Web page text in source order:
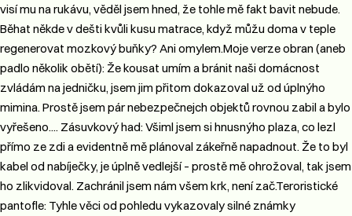
visí mu na rukávu, věděl jsem hned, že tohle mě fakt bavit nebude.
Běhat někde v dešti kvůli kusu matrace, když můžu doma v teple
regenerovat mozkový buňky? Ani omylem.​ Moje verze obran (aneb
padlo několik obětí)​: Že kousat umím a bránit naši domácnost
zvládám na jedničku, jsem jim přitom dokazoval už od úplnýho
mimina. Prostě jsem pár nebezpečnejch objektů rovnou zabil a bylo
vyřešeno.... Zásuvkový had: Všiml jsem si hnusnýho plaza, co lezl
přímo ze zdi a evidentně mě plánoval zákeřně napadnout. Že to byl
kabel od nabíječky, je úplně vedlejší – prostě mě ohrožoval, tak jsem
ho zlikvidoval. Zachránil jsem nám všem krk, není zač.​ Teroristické
pantofle: Tyhle věci od pohledu vykazovaly silné známky